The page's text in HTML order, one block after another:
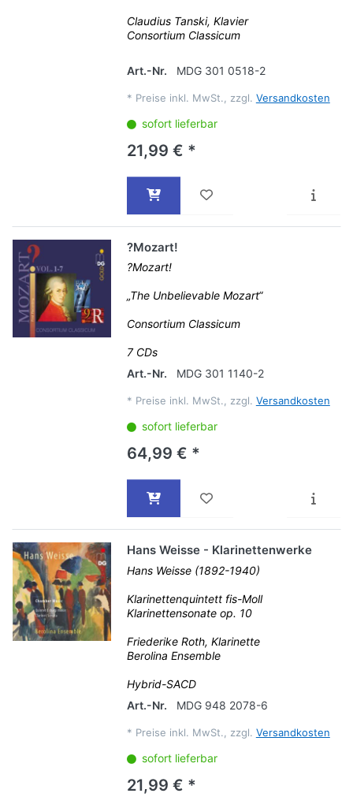
Claudius Tanski, Klavier
Consortium Classicum
Art.-Nr. MDG 301 0518-2
* Preise inkl. MwSt., zzgl. Versandkosten
sofort lieferbar
21,99 € *
?Mozart!
?Mozart!
„The Unbelievable Mozart“
Consortium Classicum
7 CDs
Art.-Nr.
MDG 301 1140-2
* Preise inkl. MwSt., zzgl. Versandkosten
sofort lieferbar
64,99 € *
Hans Weisse - Klarinettenwerke
Hans Weisse (1892-1940)
Klarinettenquintett fis-Moll
Klarinettensonate op. 10
Friederike Roth, Klarinette
Berolina Ensemble
Hybrid-SACD
Art.-Nr.
MDG 948 2078-6
* Preise inkl. MwSt., zzgl. Versandkosten
sofort lieferbar
21,99 € *